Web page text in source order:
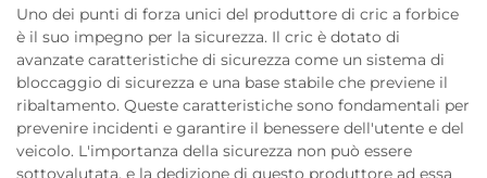
Uno dei punti di forza unici del produttore di cric a forbice
è il suo impegno per la sicurezza. Il cric è dotato di
avanzate caratteristiche di sicurezza come un sistema di
bloccaggio di sicurezza e una base stabile che previene il
ribaltamento. Queste caratteristiche sono fondamentali per
prevenire incidenti e garantire il benessere dell'utente e del
veicolo. L'importanza della sicurezza non può essere
sottovalutata, e la dedizione di questo produttore ad essa